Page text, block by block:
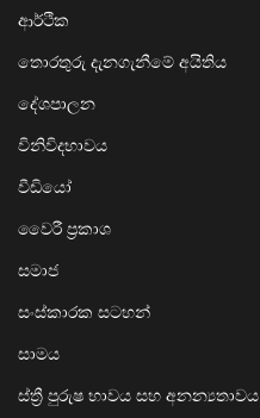
ආර්ථික
තොරතුරු දැනගැනීමේ අයිතිය
දේශපාලන
විනිවිදභාවය
වීඩියෝ
වෛරී ප්‍රකාශ
සමාජ
සංස්කාරක සටහන්
සාමය
ස්ත්‍රී පුරුෂ භාවය සහ අනන්‍යතාවය